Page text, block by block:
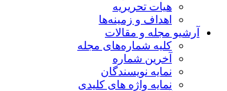
هیات تحریریه
اهداف و زمینه‌ها
آرشیو مجله و مقالات
کلیه شماره‌های مجله
آخرین شماره
نمایه نویسندگان
نمایه واژه های کلیدی